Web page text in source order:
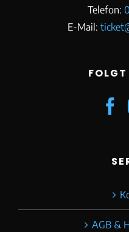
Telefon:
E-Mail:
AGB &